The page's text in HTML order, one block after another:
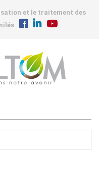
et le traitement des